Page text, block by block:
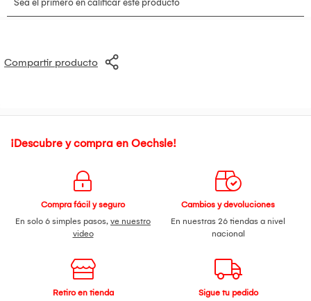
Eficiencia:80 lm/W
Flujo luminoso:560 lúmenes aprox. por foco
Pack x5 unidades
Voltaje:220 – 240V
Compartir producto
¡Descubre y compra en Oechsle!
Compra fácil y seguro
En solo 6 simples pasos, ve nuestro
video
Cambios y devoluciones
En nuestras 26 tiendas a nivel
nacional
Retiro en tienda
Sigue tu pedido